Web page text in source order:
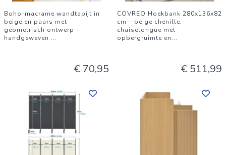
Boho-macrame wandtapijt in
beige en paars met
geometrisch ontwerp -
handgeweven ...
€ 70,95
COVREO Hoekbank 280x136x82
cm – beige chenille,
chaiselongue met
opbergruimte en...
€ 511,99